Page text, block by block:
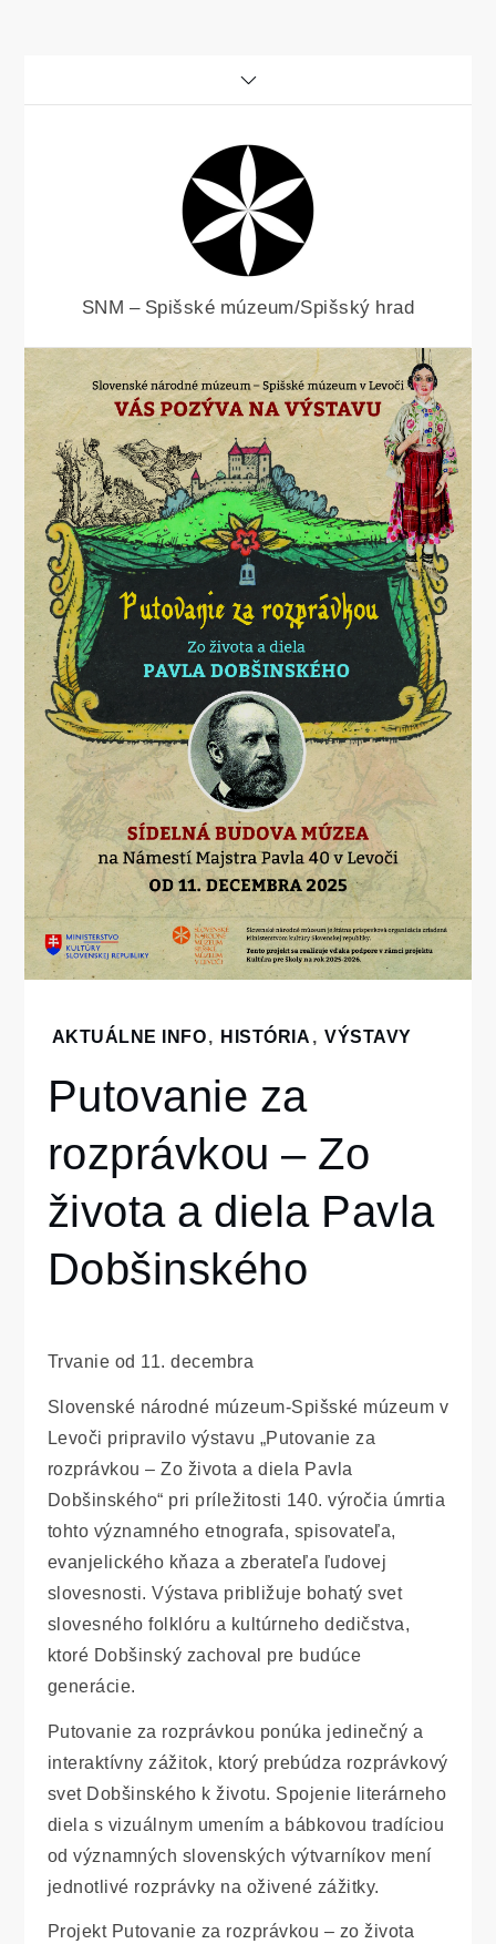
SNM – Spišské múzeum/Spišský hrad
Home
Putovanie za
rozprávkou –
Zo života a
diela Pavla
Dobšinského
AKTUÁLNE INFO, HISTÓRIA , VÝSTAVY
Putovanie za
rozprávkou – Zo
života a diela Pavla
Dobšinského
Trvanie od 11. decembra
Slovenské národné múzeum-Spišské múzeum v
Levoči pripravilo výstavu „Putovanie za
rozprávkou – Zo života a diela Pavla
Dobšinského“ pri príležitosti 140. výročia úmrtia
tohto významného etnografa, spisovateľa,
evanjelického kňaza a zberateľa ľudovej
slovesnosti. Výstava približuje bohatý svet
slovesného folklóru a kultúrneho dedičstva,
ktoré Dobšinský zachoval pre budúce
generácie.
Putovanie za rozprávkou ponúka jedinečný a
interaktívny zážitok, ktorý prebúdza rozprávkový
svet Dobšinského k životu. Spojenie literárneho
diela s vizuálnym umením a bábkovou tradíciou
od významných slovenských výtvarníkov mení
jednotlivé rozprávky na oživené zážitky.
Projekt Putovanie za rozprávkou – zo života